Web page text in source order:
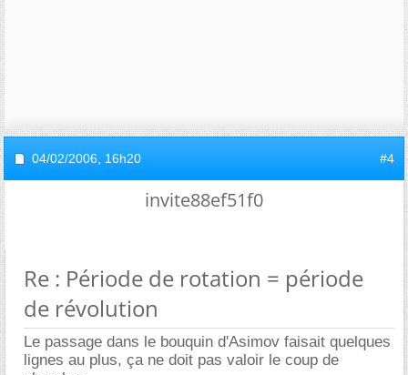
04/02/2006, 16h20 #4
invite88ef51f0
Re : Période de rotation = période
de révolution
Le passage dans le bouquin d'Asimov faisait quelques
lignes au plus, ça ne doit pas valoir le coup de